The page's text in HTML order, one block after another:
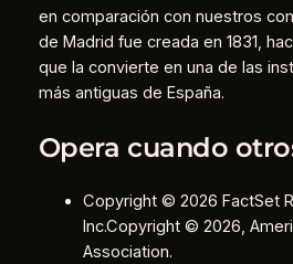
en comparación con nuestros
de Madrid fue creada en 1831,
que la convierte en una de las
más antiguas de España.
Opera cuando
Copyright © 2026 FactSet
Inc.Copyright © 2026,
Association.